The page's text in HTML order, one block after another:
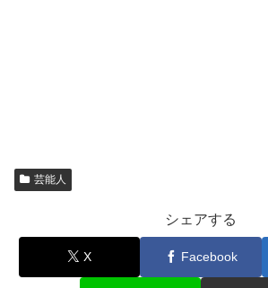
芸能人
シェアする
X Facebook